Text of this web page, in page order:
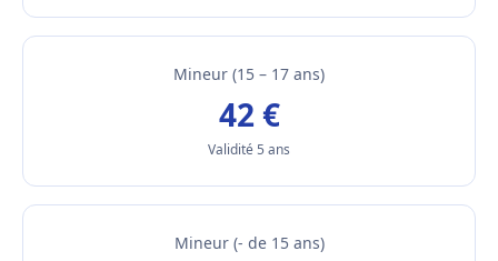
Mineur (15 – 17 ans)
42 €
Validité 5 ans
Mineur (- de 15 ans)